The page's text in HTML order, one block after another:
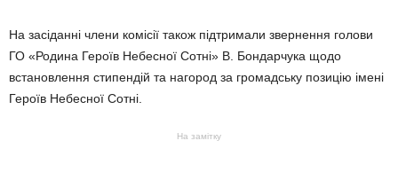
На засіданні члени комісії також підтримали звернення голови
ГО «Родина Героїв Небесної Сотні» В. Бондарчука щодо
встановлення стипендій та нагород за громадську позицію імені
Героїв Небесної Сотні.
На замітку